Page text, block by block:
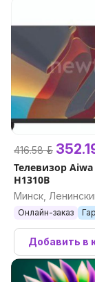
416.58 р.
Телевизор Aiwa
H1310B
Минск,
Онлайн-заказ
Добавить в